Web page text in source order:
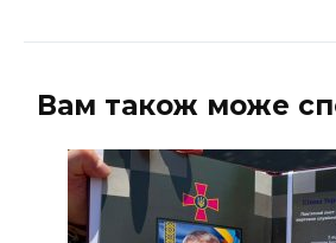
Вам також може